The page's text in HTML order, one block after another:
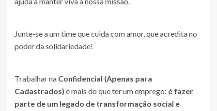
Junte-se a um time que cuida com amor, que acredita no
poder da solidariedade!
Trabalhar na Confidencial (Apenas para
Cadastrados) é mais do que ter um emprego: é fazer
parte de um legado de transformação social e